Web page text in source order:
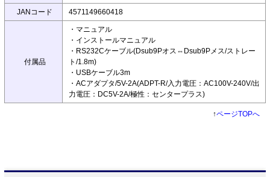
JANコード 4571149660418
付属品
・マニュアル
・インストールマニュアル
・RS232Cケーブル(Dsub9Pオス⇔Dsub9Pメス/ストレー
ト/1.8m)
・USBケーブル3m
・ACアダプタ/5V-2A(ADPT-R/入力電圧：AC100V-240V/出
力電圧：DC5V-2A/極性：センタープラス)
↑ページTOPへ